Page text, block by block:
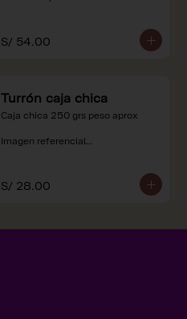
S/ 54.00
Turrón caja chica
Caja chica 250 grs peso aprox
Imagen referencial
expresados en soles e incluyen
impuestos de ley y recargo al
S/ 28.00